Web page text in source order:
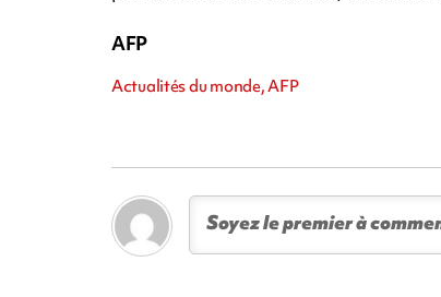
AFP
Actualités du monde, AFP